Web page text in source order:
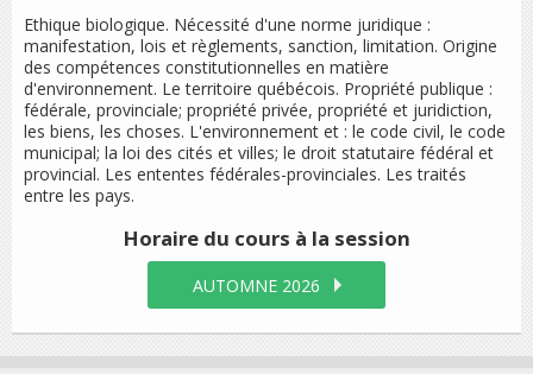
Ethique biologique. Nécessité d'une norme juridique :
manifestation, lois et règlements, sanction, limitation. Origine
des compétences constitutionnelles en matière
d'environnement. Le territoire québécois. Propriété publique :
fédérale, provinciale; propriété privée, propriété et juridiction,
les biens, les choses. L'environnement et : le code civil, le code
municipal; la loi des cités et villes; le droit statutaire fédéral et
provincial. Les ententes fédérales-provinciales. Les traités
entre les pays.
Horaire du cours à la session
AUTOMNE 2026